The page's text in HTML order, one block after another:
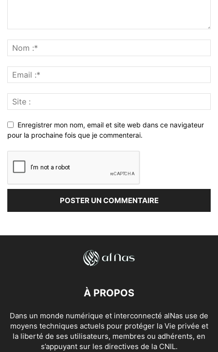
Enregistrer mon nom, email et site web dans ce navigateur
pour la prochaine fois que je commenterai.
À PROPOS
Dans un monde numérique et interconnecté alNas use de
moyens techniques actuels pour protéger la Vie privée et
la liberté de ses utilisateurs, membres ou adhérents, en
s’appuyant sur les directives de la CNIL.